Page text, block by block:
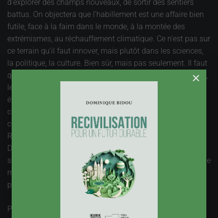
d’explorer des champs nouveaux, de sortir des sentiers
battus. On objectera que l’habillement est une affaire bien
futile, face à la faim dans le monde, à la montée des
extrémismes, au réchauffement climatique. Ce n’est pas sur
ce terrain qu’il faut innover, mais plutôt dans les sciences,
la politique, la culture. Bien sûr, mais pas seulement. Il faut
que les groupes sociaux se retrouvent, avec leurs marques,
leurs signes de reconnaissance. L’habillement a souvent
été une manière d’afficher ses idées ou son appartenance,
comme en témoignent les costumes des anciennes
corporations, sans parler des sans culottes de la
Révolution, des incroyables et des merveilleuses du
Directoire, ou encore du costume Mao. Il est bon qu’il en
soit ainsi, dès lors que la pression sociale n’impose pas une
mode unique, uniformisant à la fois les vêtements et les
pensées.
Pourquoi pas la cravate, dans ces conditions ? Oui, mais
×